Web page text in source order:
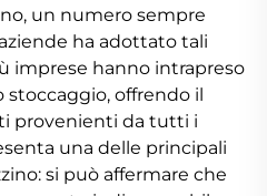
un numero sempre
ha adottato tali
imprese hanno intrapreso
stoccaggio, offrendo il
provenienti da tutti i
una delle principali
si può affermare che